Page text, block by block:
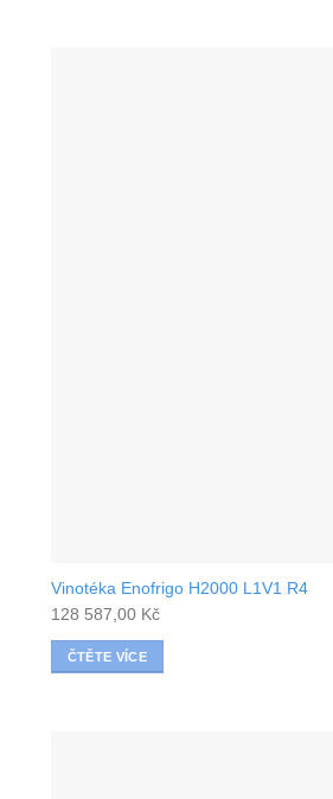
Vinotéka Enofrigo H2000 L1V1 R4
128 587,00 Kč
ČTĚTE VÍCE